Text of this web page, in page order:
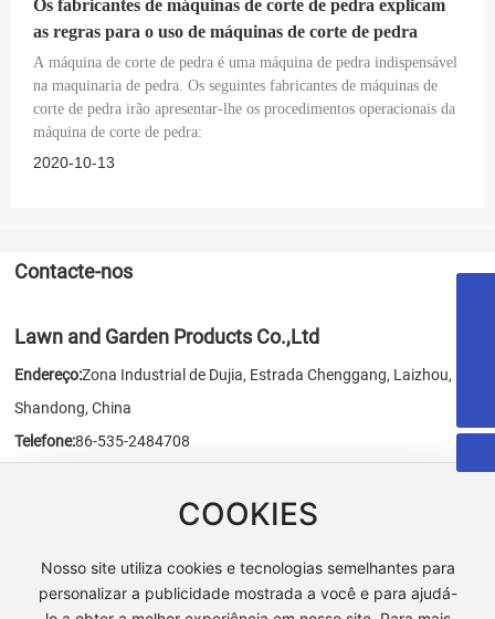
Os fabricantes de máquinas de corte de pedra explicam
as regras para o uso de máquinas de corte de pedra
A máquina de corte de pedra é uma máquina de pedra indispensável
na maquinaria de pedra. Os seguintes fabricantes de máquinas de
corte de pedra irão apresentar-lhe os procedimentos operacionais da
máquina de corte de pedra:
2020-10-13
Contacte-nos
Lawn and Garden Products Co.,Ltd
Endereço:Zona Industrial de Dujia, Estrada Chenggang, Laizhou,
Shandong, China
Telefone:86-535-2484708
sales@chn-honest.cn/honest@chn-honest.cn
COOKIES
Nosso site utiliza cookies e tecnologias semelhantes para
personalizar a publicidade mostrada a você e para ajudá-